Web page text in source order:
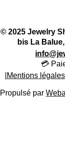
© 2025 Jewelry
bis La
💳
Mentions légales
Propulsé par